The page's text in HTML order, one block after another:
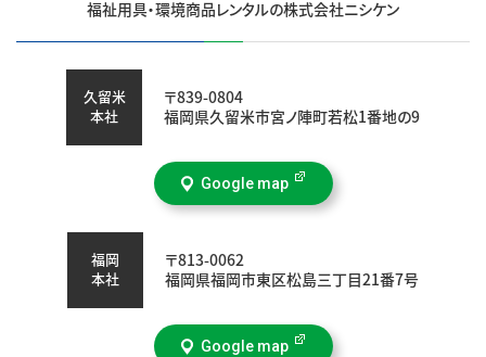
福祉用具・環境商品レンタルの株式会社ニシケン
久留米
本社
〒839-0804
福岡県久留米市宮ノ陣町若松1番地の9
Google map
福岡
本社
〒813-0062
福岡県福岡市東区松島三丁目21番7号
Google map